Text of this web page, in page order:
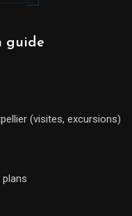
guide
(visites, excursions)
plans